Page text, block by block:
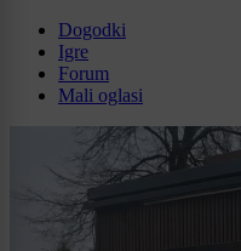
Dogodki
Igre
Forum
Mali oglasi